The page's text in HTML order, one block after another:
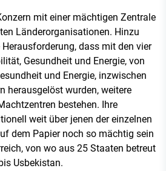
mit einer mächtigen Zentrale
Länderorganisationen. Hinzu
dass mit den vier
Gesundheit und Energie, von
und Energie, inzwischen
herausgelöst wurden, weitere
bestehen. Ihre
weit über jenen der einzelnen
dem Papier noch so mächtig sein
von wo aus 25 Staaten betreut
Usbekistan.